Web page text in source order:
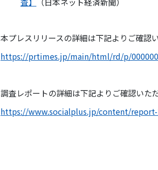
本プレスリリースの詳細は下記よりご確認
https://prtimes.jp/main/html/rd/p/
調査レポートの詳細は下記よりご確認いただ
https://www.socialplus.jp/content/